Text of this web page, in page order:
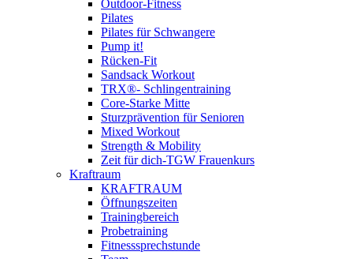
Outdoor-Fitness
Pilates
Pilates für Schwangere
Pump it!
Rücken-Fit
Sandsack Workout
TRX®- Schlingentraining
Core-Starke Mitte
Sturzprävention für Senioren
Mixed Workout
Strength & Mobility
Zeit für dich-TGW Frauenkurs
Kraftraum
KRAFTRAUM
Öffnungszeiten
Trainingbereich
Probetraining
Fitnesssprechstunde